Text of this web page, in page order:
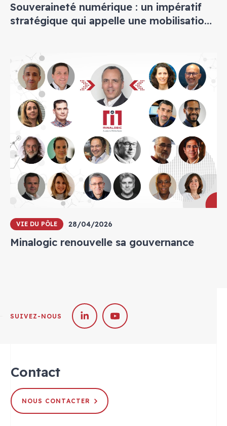
Souveraineté numérique : un impératif
stratégique qui appelle une mobilisation
VIE DU PÔLE 28/04/2026
Minalogic renouvelle sa gouvernance
SUIVEZ-NOUS
Contact
NOUS CONTACTER